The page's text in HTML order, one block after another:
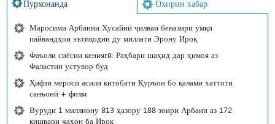
Пурхонанда Охирин хабар
Маросими Арбаини Ҳусайнӣ ҷилваи беназири умқи
пайвандҳои эътиқодии ду миллати Эрону Ироқ
Фаъоли сиёсии кениягӣ: Раҳбари шаҳид дар ҳимоя аз
Фаластин устувор буд
Ҳифзи мероси асили китобати Қуръон бо қалами хаттоти
санъонӣ + филм
Вуруди 1 миллиону 813 ҳазору 188 зоири Арбаин аз 172
кишвари ҷаҳон ба Ироқ